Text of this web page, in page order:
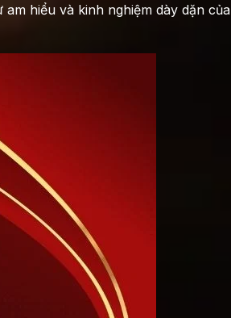
hiểu và kinh nghiệm dày dặn của